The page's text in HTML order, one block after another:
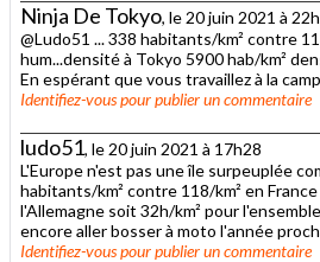
Ninja De Tokyo, le 20 juin 2021 à
@Ludo51 ... 338 habitants/km² contre
hum...densité à Tokyo 5900 hab/km²
En espérant que vous travaillez à la
Identifiez-vouspour publier un commentaire
ludo51, le 20 juin 2021 à 17h28
L'Europe n'est pas une île surpeuplée
habitants/km² contre 118/km² en
l'Allemagne soit 32h/km² pour
encore aller bosser à moto l'année
Identifiez-vouspour publier un commentaire